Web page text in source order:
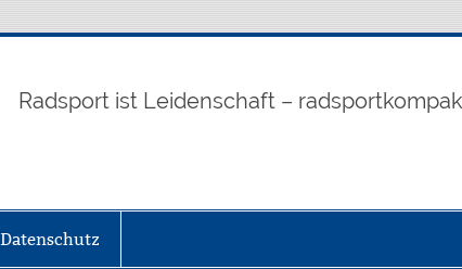
Radsport ist Leidenschaft –
Datenschutz